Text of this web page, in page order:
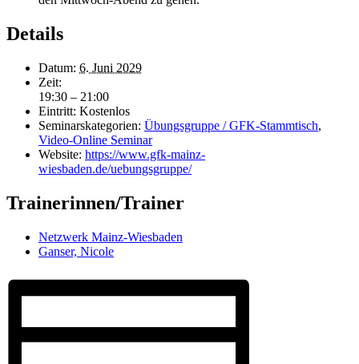
Details
Datum: 6. Juni 2029
Zeit:
19:30 – 21:00
Eintritt: Kostenlos
Seminarskategorien: Übungsgruppe / GFK-Stammtisch,
Video-Online Seminar
Website: https://www.gfk-mainz-
wiesbaden.de/uebungsgruppe/
Trainerinnen/Trainer
Netzwerk Mainz-Wiesbaden
Ganser, Nicole